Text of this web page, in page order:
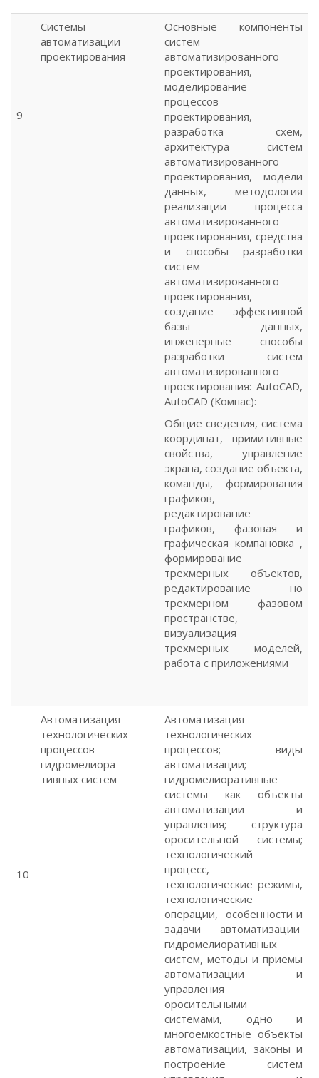
9
Системы
автоматизации
проектирования
Основные компоненты
систем
автоматизированного
проектирования,
моделирование
процессов
проектирования,
разработка схем,
архитектура систем
автоматизированного
проектирования, модели
данных, методология
реализации процесса
автоматизированного
проектирования, средства
и способы разработки
систем
автоматизированного
проектирования,
создание эффективной
базы данных,
инженерные способы
разработки систем
автоматизированного
проектирования: AutoCAD,
AutoCAD (Компас):
Общие сведения, система
координат, примитивные
свойства, управление
экрана, создание объекта,
команды, формирования
графиков,
редактирование
графиков, фазовая и
графическая компановка ,
формирование
трехмерных объектов,
редактирование но
трехмерном фазовом
пространстве,
визуализация
трехмерных моделей,
работа с приложениями
10
Автоматизация
технологических
процессов
гидромелиора-
тивных систем
Автоматизация
технологических
процессов; виды
автоматизации;
гидромелиоративные
системы как объекты
автоматизации и
управления; структура
оросительной системы;
технологический
процесс,
технологические режимы,
технологические
операции, особенности и
задачи автоматизации
гидромелиоративных
систем, методы и приемы
автоматизации и
управления
оросительными
системами, одно и
многоемкостные объекты
автоматизации, законы и
построение систем